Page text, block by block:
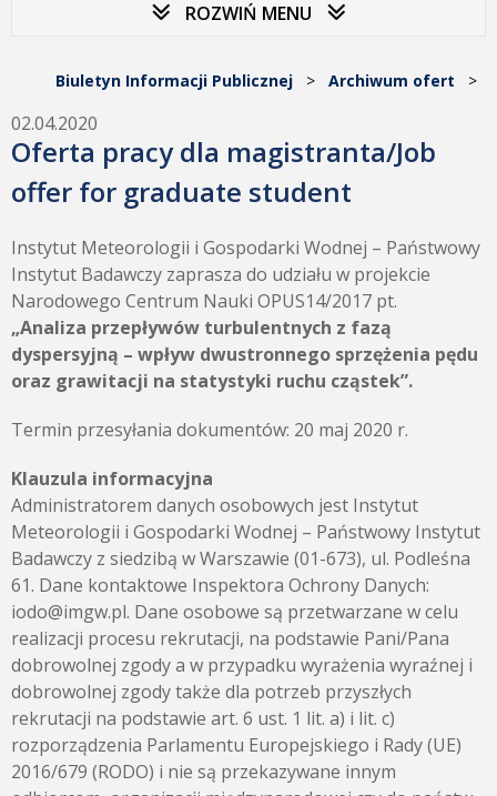
ROZWIŃ MENU
Biuletyn Informacji Publicznej > Archiwum ofert >
02.04.2020
Oferta pracy dla magistranta/Job
offer for graduate student
Instytut Meteorologii i Gospodarki Wodnej – Państwowy
Instytut Badawczy zaprasza do udziału w projekcie
Narodowego Centrum Nauki OPUS14/2017 pt.
„Analiza przepływów turbulentnych z fazą
dyspersyjną – wpływ dwustronnego sprzężenia pędu
oraz grawitacji na statystyki ruchu cząstek”.
Termin przesyłania dokumentów: 20 maj 2020 r.
Klauzula informacyjna
Administratorem danych osobowych jest Instytut
Meteorologii i Gospodarki Wodnej – Państwowy Instytut
Badawczy z siedzibą w Warszawie (01-673), ul. Podleśna
61. Dane kontaktowe Inspektora Ochrony Danych:
iodo@imgw.pl. Dane osobowe są przetwarzane w celu
realizacji procesu rekrutacji, na podstawie Pani/Pana
dobrowolnej zgody a w przypadku wyrażenia wyraźnej i
dobrowolnej zgody także dla potrzeb przyszłych
rekrutacji na podstawie art. 6 ust. 1 lit. a) i lit. c)
rozporządzenia Parlamentu Europejskiego i Rady (UE)
2016/679 (RODO) i nie są przekazywane innym